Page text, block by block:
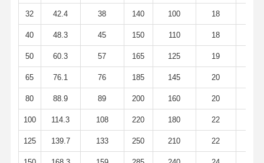
Tubos sin soldadura de acero inoxidables
Instalaciones de tuberías sanitaria de acero inoxidables
TUBO DE LOS VAGOS
Tubos soldados con autógena de acero inoxidables
Hoja de acero inoxidable de la bobina
32 42.4 38 140 100 18
40 48.3 45 150 110 18
50 60.3 57 165 125 19
65 76.1 76 185 145 20
80 88.9 89 200 160 20
100 114.3 108 220 180 22
125 139.7 133 250 210 22